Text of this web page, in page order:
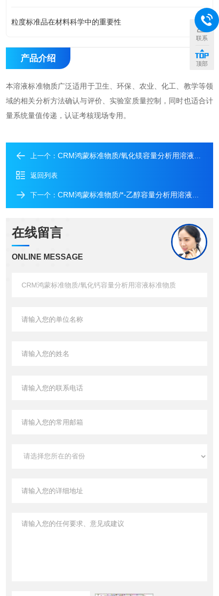
粒度标准品在材料科学中的重要性
产品介绍
本溶液标准物质广泛适用于卫生、环保、农业、化工、教学等领
域的相关分析方法确认与评价、实验室质量控制，同时也适合计
量系统量值传递，认证考核现场专用。
上一个： CRM鸿蒙标准物质/氧化镁容量分析用溶液标准物质
返回列表
下一个： CRM鸿蒙标准物质/*-乙醇容量分析用溶液标准物质
在线留言
ONLINE MESSAGE
联系
顶部